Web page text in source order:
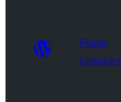
Plugin
Directory